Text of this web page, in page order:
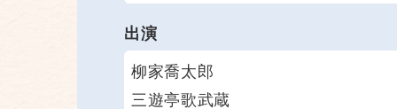
出演
柳家喬太郎
三遊亭歌武蔵